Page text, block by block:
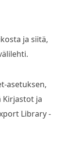
ja siitä,
asetuksen,
Kirjastot ja
Library -